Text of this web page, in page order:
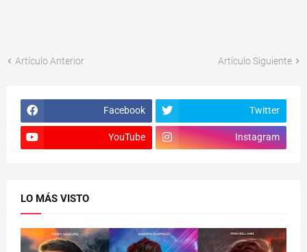
Artículo Anterior Artículo Siguiente
Facebook Twitter
YouTube Instagram
LO MÁS VISTO